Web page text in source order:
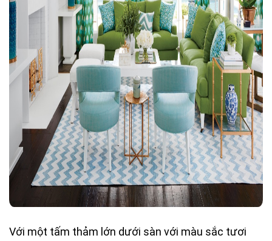
Với một tấm thảm lớn dưới sàn với màu sắc tươi